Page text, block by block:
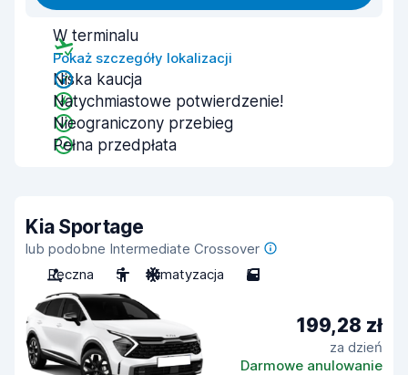
W terminalu
Pokaż szczegóły lokalizacji
Niska kaucja
Natychmiastowe potwierdzenie!
Nieograniczony przebieg
Pełna przedpłata
Kia Sportage
lub podobne Intermediate Crossover
Ręczna
5 Klimatyzacja 5
199,28 zł
za dzień
Darmowe anulowanie